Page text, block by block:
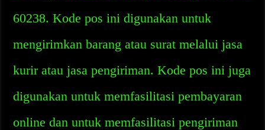
60238. Kode pos ini digunakan untuk
mengirimkan barang atau surat melalui jasa
kurir atau jasa pengiriman. Kode pos ini juga
digunakan untuk memfasilitasi pembayaran
online dan untuk memfasilitasi pengiriman